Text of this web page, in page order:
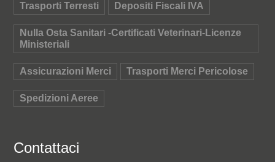
Trasporti Terresti Depositi Fiscali IVA
Nulla Osta Sanitari -Certificati Veterinari-Licenze
Ministeriali
Assicurazioni Merci Trasporti Merci Pericolose
Spedizioni Aeree
Contattaci